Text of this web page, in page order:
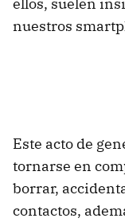
ellos, suelen
nuestros
Este acto de
tornarse en
borrar,
contactos,